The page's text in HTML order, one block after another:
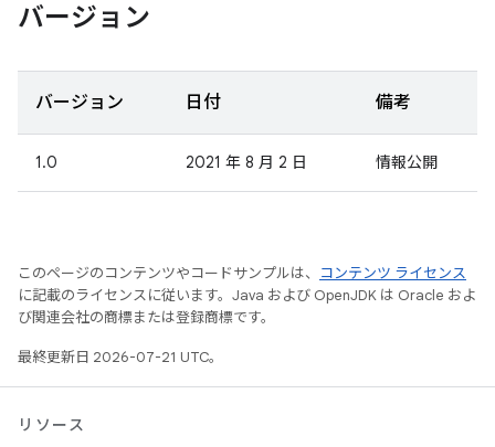
バージョン
バージョン 日付 備考
1.0 2021 年 8 月 2 日 情報公開
このページのコンテンツやコードサンプルは、
コンテンツ ライセンス
に記載のライセンスに従います。Java および OpenJDK は Oracle およ
び関連会社の商標または登録商標です。
最終更新日 2026-07-21 UTC。
リソース